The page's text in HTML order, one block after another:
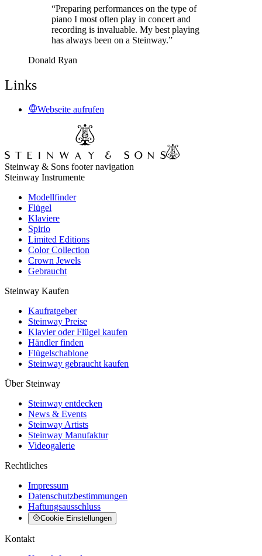
“Preparing performances on the type of
piano I most often play in concert and
recording is invaluable. My best playing
has always been on a Steinway.”
Donald Ryan
Links
Webseite aufrufen
Steinway & Sons footer navigation
Steinway Instrumente
Modellfinder
Flügel
Klaviere
Spirio
Limited Editions
Color Collection
Crown Jewels
Gebraucht
Steinway Kaufen
Kaufratgeber
Steinway Preise
Klavier oder Flügel kaufen
Händler finden
Flügelschablone
Steinway gebraucht kaufen
Über Steinway
Steinway entdecken
News & Events
Steinway Artists
Steinway Manufaktur
Videogalerie
Rechtliches
Impressum
Datenschutzbestimmungen
Haftungsausschluss
Cookie Einstellungen
Kontakt